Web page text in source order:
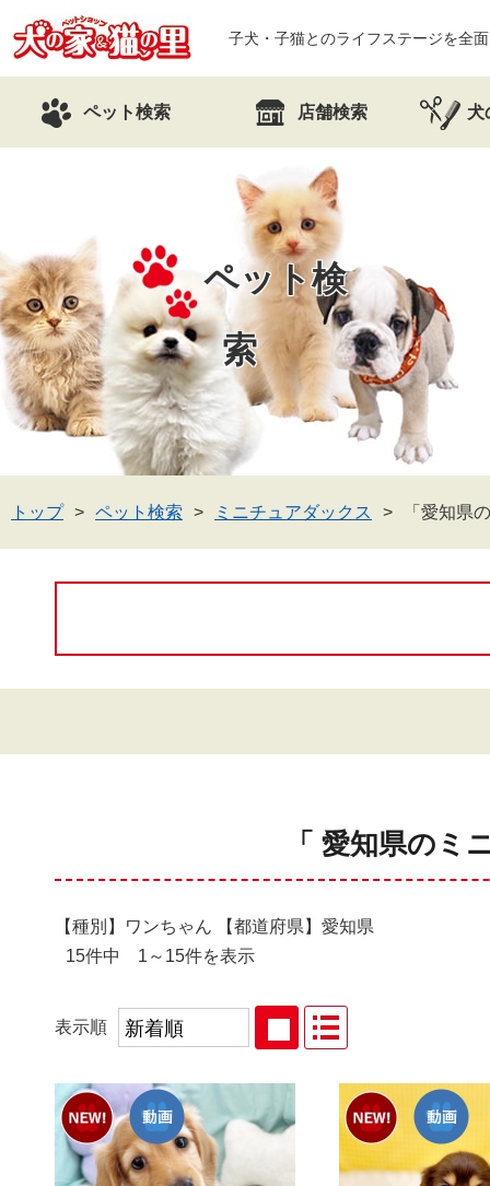
子犬・子猫とのライフステージを全
ペット検索 店舗検索 犬
ペット検
索
トップ ペット検索 ミニチュアダックス 「愛知県
「 愛知県のミ
【種別】ワンちゃん 【都道府県】愛知県
15件中 1～15件を表示
表示順